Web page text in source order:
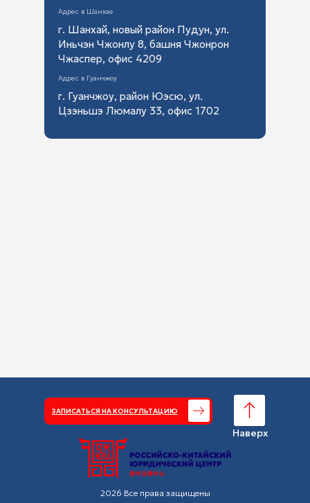
Счет для гонконгской компании в РФ
Адрес в Шанхае
г. Шанхай, новый район Пудун, ул.
Иньчэн Чжонлу 8, башня Чжонрон
Чжаспер, офис 4209
Адрес в Гуанчжоу
г. Гуанчжоу, район Юэсю, ул.
Цзэньшэ Люмалу 33, офис 1702
2026 Все права защищены
ЗАПИСАТЬСЯ НА КОНСУЛЬТАЦИЮ
Наверх